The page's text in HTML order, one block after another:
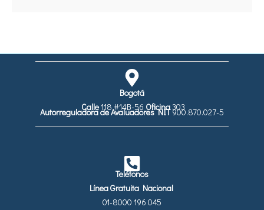
Bogotá
Calle118 #14B-56 Oficina303
Autorreguladora de AvaluadoresNIT900.870.027-5
Teléfonos
Línea Gratuita Nacional
01-8000 196 045